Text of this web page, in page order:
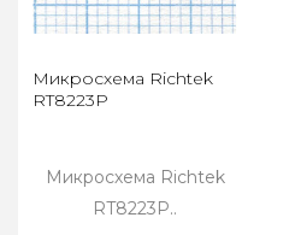
Микросхема Richtek
RT8223P
Микросхема Richtek
RT8223P..